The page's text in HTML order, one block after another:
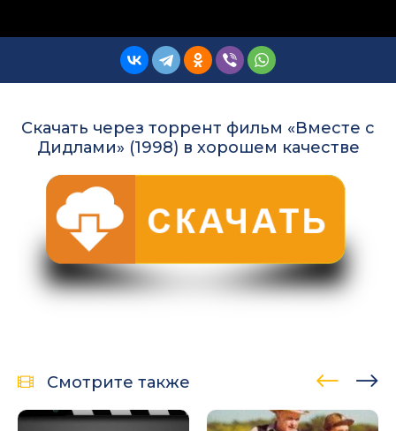
Скачать через торрент фильм «Вместе с
Дидлами» (1998) в хорошем качестве
Смотрите также